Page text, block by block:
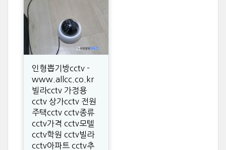
인형뽑기방cctv -
www.allcc.co.kr
빌라cctv 가정용
cctv 상가cctv 전원
주택cctv cctv종류
cctv가격 cctv모텔
cctv학원 cctv빌라
cctv아파트 cctv추